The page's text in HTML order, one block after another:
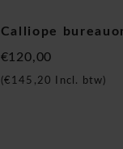
Calliope
€120,00
(€145,20 Incl. btw)